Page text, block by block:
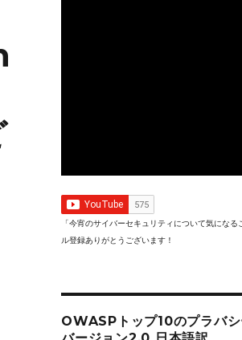
「今宵のサイバーセキュリティについて気になる
ル登録ありがとうございます！
OWASPトップ10のプラバシ